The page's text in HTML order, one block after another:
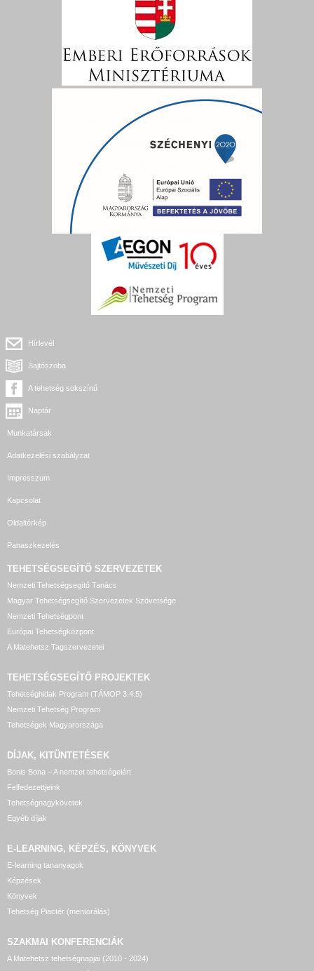
Hírlevél
Sajtószoba
A tehetség sokszínű
Naptár
Munkatársak
Adatkezelési szabályzat
Impresszum
Kapcsolat
Oldaltérkép
Panaszkezelés
TEHETSÉGSEGÍTŐ SZERVEZETEK
Nemzeti Tehetségsegítő Tanács
Magyar Tehetségsegítő Szervezetek Szövetsége
Nemzeti Tehetségpont
Európai Tehetségközpont
A Matehetsz Tagszervezetei
TEHETSÉGSEGÍTŐ PROJEKTEK
Tehetséghidak Program (TÁMOP 3.4.5)
Nemzeti Tehetség Program
Tehetségek Magyarországa
DÍJAK, KITÜNTETÉSEK
Bonis Bona – A nemzet tehetségeiért
Felfedezettjeink
Tehetségnagykövetek
Egyéb díjak
E-LEARNING, KÉPZÉS, KÖNYVEK
E-learning tananyagok
Képzések
Könyvek
Tehetség Piactér (mentorálás)
SZAKMAI KONFERENCIÁK
A Matehetsz tehetségnapjai (2010 - 2024)